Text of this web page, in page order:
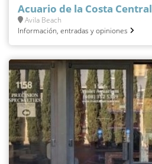
Acuario de la Costa Central
Avila Beach
Información, entradas y opiniones